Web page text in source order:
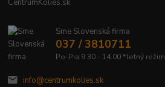
CentrumKolies.sk
Sme Slovenská firma
037 / 3810711
Po-Pia 9.30 - 14.00 *letný režim
info@centrumkolies.sk